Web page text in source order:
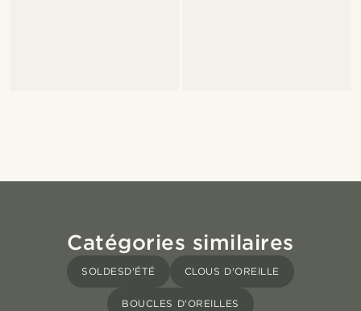
Catégories similaires
SOLDESD'ÉTÉ CLOUS D'OREILLE
BOUCLES D'OREILLES